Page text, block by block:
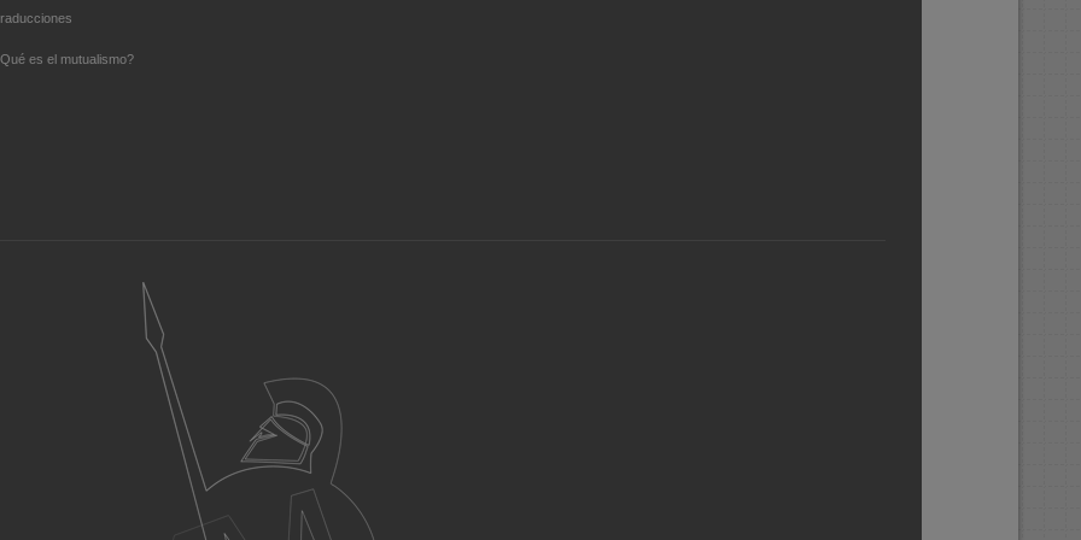
es el mutualismo?